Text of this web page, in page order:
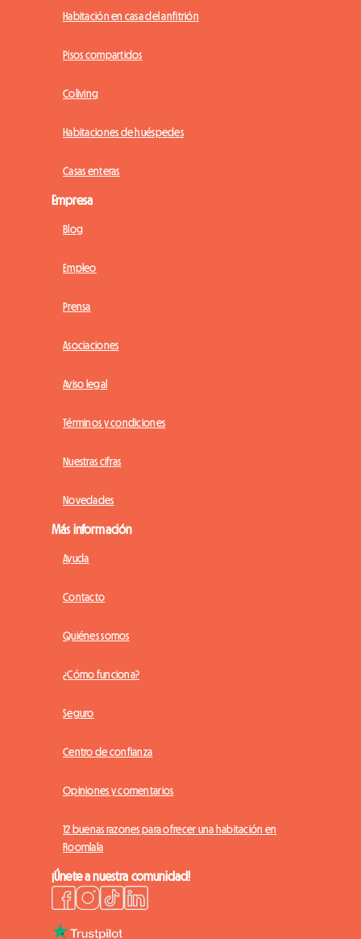
Habitación en casa del anfitrión
Pisos compartidos
Coliving
Habitaciones de huéspedes
Casas enteras
Empresa
Blog
Empleo
Prensa
Asociaciones
Aviso legal
Términos y condiciones
Nuestras cifras
Novedades
Más información
Ayuda
Contacto
Quiénes somos
¿Cómo funciona?
Seguro
Centro de confianza
Opiniones y comentarios
12 buenas razones para ofrecer una habitación en
Roomlala
¡Únete a nuestra comunidad!